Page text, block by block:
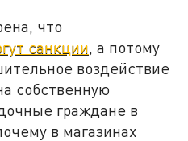
что
санкции, а потому
воздействие
собственную
граждане в
в магазинах